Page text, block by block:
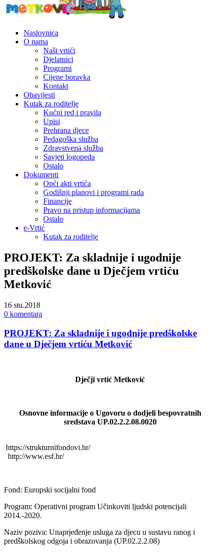
Naslovnica
O nama
Naši vrtići
Djelatnici
Programi
Cijene boravka
Kontakt
Obavijesti
Kutak za roditelje
Kućni red i pravila
Upisi
Prehrana djece
Pedagoška služba
Zdravstvena služba
Savjeti logopeda
Ostalo
Dokumenti
Opći akti vrtića
Godišnji planovi i programi rada
Financije
Pravo na pristup informacijama
Ostalo
e-Vrtić
Kutak za roditelje
PROJEKT: Za skladnije i ugodnije
predškolske dane u Dječjem vrtiću
Metković
16 stu.2018
0 komentara
PROJEKT: Za skladnije i ugodnije predškolske
dane u Dječjem vrtiću Metković
Dječji vrtić Metković
Osnovne informacije o Ugovoru o dodjeli bespovratnih
sredstava UP.02.2.2.08.0020
https://strukturnifondovi.hr/
http://www.esf.hr/
Fond: Europski socijalni fond
Program: Operativni program Učinkoviti ljudski potencijali
2014.-2020.
Naziv poziva: Unaprjeđenje usluga za djecu u sustavu ranog i
predškolskog odgoja i obrazovanja (UP.02.2.2.08)